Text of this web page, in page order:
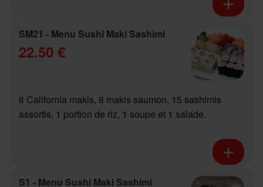
SM21 - Menu Sushi Maki Sashimi
22.50 €
8 California makis, 8 makis saumon, 15 sashimis
assortis, 1 portion de riz, 1 soupe et 1 salade.
S1 - Menu Sushi Maki Sashimi